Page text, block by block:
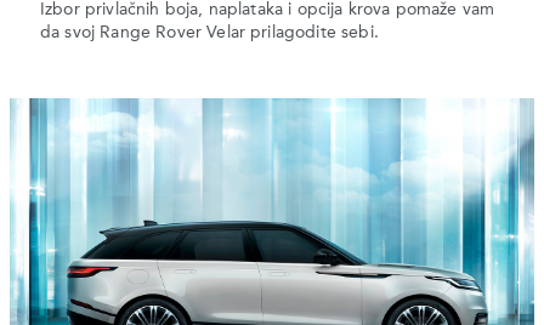
Izbor privlačnih boja, naplataka i opcija krova pomaže vam
da svoj Range Rover Velar prilagodite sebi.